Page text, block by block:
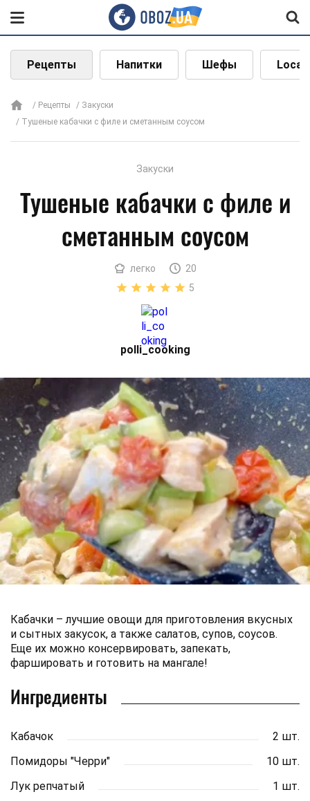
Рецепты Напитки Шефы Local
Рецепты
Закуски
Тушеные кабачки с филе и сметанным соусом
Закуски
Тушеные кабачки с филе и
сметанным соусом
легко
20
5
polli_cooking
Кабачки – лучшие овощи для приготовления вкусных
и сытных закусок, а также салатов, супов, соусов.
Еще их можно консервировать, запекать,
фаршировать и готовить на мангале!
Ингредиенты
Кабачок
2 шт.
Помидоры "Черри"
10 шт.
Лук репчатый
1 шт.